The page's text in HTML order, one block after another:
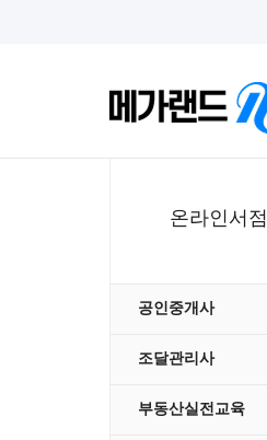
온라인서점
공인중개사
조달관리사
부동산실전교육